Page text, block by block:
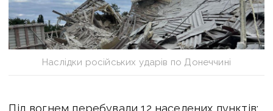
Наслідки російських ударів по Донеччині
Під вогнем перебували 12 населених пунктів: